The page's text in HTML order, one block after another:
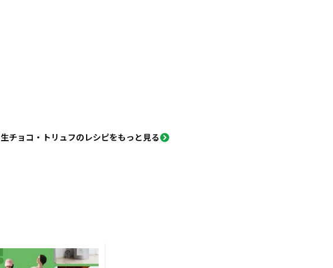
生チョコ・トリュフのレシピをもっと見る